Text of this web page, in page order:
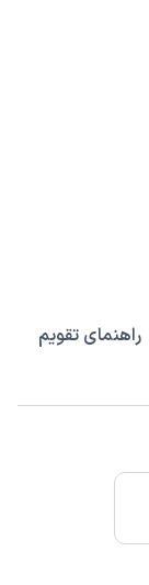
راهنمای تقویم